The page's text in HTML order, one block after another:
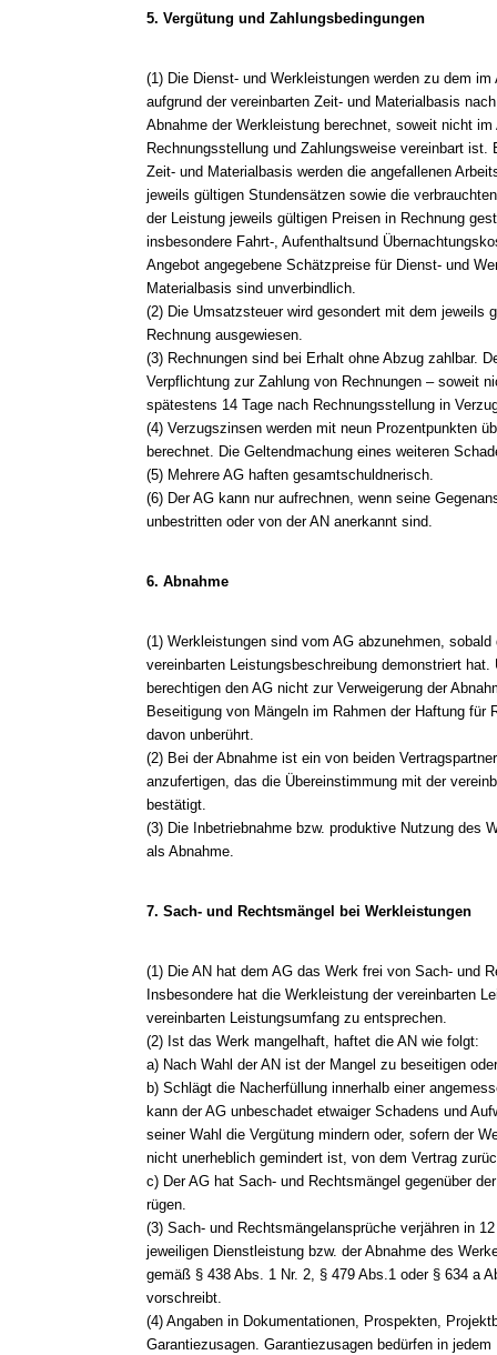
5. Vergütung und Zahlungsbedingungen
(1) Die Dienst- und Werkleistungen werden zu dem
aufgrund der vereinbarten Zeit- und Materialbasis
Abnahme der Werkleistung berechnet, soweit nicht im
Rechnungsstellung und Zahlungsweise vereinbart
Zeit- und Materialbasis werden die angefallenen
jeweils gültigen Stundensätzen sowie die
der Leistung jeweils gültigen Preisen in Rechnung
insbesondere Fahrt-, Aufenthaltsund
Angebot angegebene Schätzpreise für Dienst- und
Materialbasis sind unverbindlich.
(2) Die Umsatzsteuer wird gesondert mit dem jeweils
Rechnung ausgewiesen.
(3) Rechnungen sind bei Erhalt ohne Abzug zahlbar.
Verpflichtung zur Zahlung von Rechnungen – soweit
spätestens 14 Tage nach Rechnungsstellung in
(4) Verzugszinsen werden mit neun Prozentpunkten
berechnet. Die Geltendmachung eines weiteren
(5) Mehrere AG haften gesamtschuldnerisch.
(6) Der AG kann nur aufrechnen, wenn seine
unbestritten oder von der AN anerkannt sind.
6. Abnahme
(1) Werkleistungen sind vom AG abzunehmen,
vereinbarten Leistungsbeschreibung demonstriert hat.
berechtigen den AG nicht zur Verweigerung der
Beseitigung von Mängeln im Rahmen der Haftung für
davon unberührt.
(2) Bei der Abnahme ist ein von beiden
anzufertigen, das die Übereinstimmung mit der
bestätigt.
(3) Die Inbetriebnahme bzw. produktive Nutzung des
als Abnahme.
7. Sach- und Rechtsmängel bei Werkleistungen
(1) Die AN hat dem AG das Werk frei von Sach- und
Insbesondere hat die Werkleistung der vereinbarten
vereinbarten Leistungsumfang zu entsprechen.
(2) Ist das Werk mangelhaft, haftet die AN wie folgt:
a) Nach Wahl der AN ist der Mangel zu beseitigen
b) Schlägt die Nacherfüllung innerhalb einer
kann der AG unbeschadet etwaiger Schadens und
seiner Wahl die Vergütung mindern oder, sofern der
nicht unerheblich gemindert ist, von dem Vertrag
c) Der AG hat Sach- und Rechtsmängel gegenüber
rügen.
(3) Sach- und Rechtsmängelansprüche verjähren in
jeweiligen Dienstleistung bzw. der Abnahme des
gemäß § 438 Abs. 1 Nr. 2, § 479 Abs.1 oder § 634 a
vorschreibt.
(4) Angaben in Dokumentationen, Prospekten,
Garantiezusagen. Garantiezusagen bedürfen in